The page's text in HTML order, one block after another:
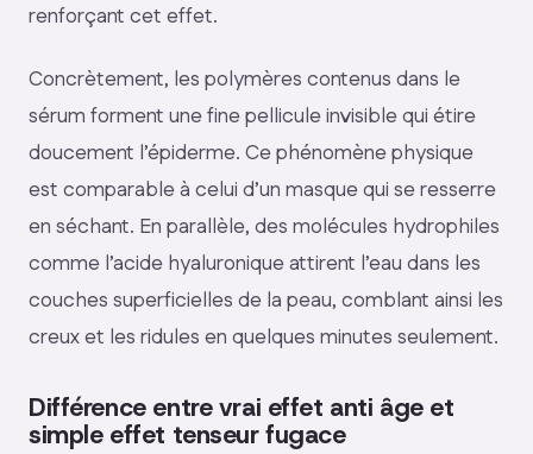
renforçant cet effet.
Concrètement, les polymères contenus dans le
sérum forment une fine pellicule invisible qui étire
doucement l’épiderme. Ce phénomène physique
est comparable à celui d’un masque qui se resserre
en séchant. En parallèle, des molécules hydrophiles
comme l’acide hyaluronique attirent l’eau dans les
couches superficielles de la peau, comblant ainsi les
creux et les ridules en quelques minutes seulement.
Différence entre vrai effet anti âge et
simple effet tenseur fugace